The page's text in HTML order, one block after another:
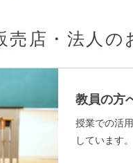
売店・法人の
教員の方
授業での活
しています。